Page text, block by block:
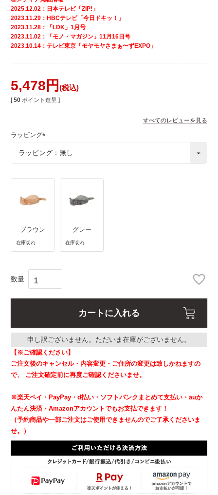
2025.12.02：日本テレビ「ZIP!」
2023.11.29：HBCテレビ「今日ドキッ！」
2023.11.28：「LDK」1月号
2023.11.02：「モノ・マガジン」11月16日号
2023.10.14：テレビ東京「モヤモヤさまぁ〜ずEXPO」
5,478 税込
[ 50 ポイント進呈 ]
すべてのレビューを見る
ラッピング
必
ブラウン
在庫切れ
グレー
在庫切れ
カートに入れる
申し訳ございません。ただいま在庫がございません。
【※ご確認ください】
ご注文後のキャンセル・内容変更・ご住所の変更は致しかねますの
で、
ご注文確定前に再度ご確認くださいませ。
※楽天ペイ・PayPay・d払い・ソフトバンクまとめて支払い・auか
んたん決済・Amazonアカウントでもお支払できます！
（予約商品や一部ご注文はご使用できませんのでご了承くださいま
せ。）